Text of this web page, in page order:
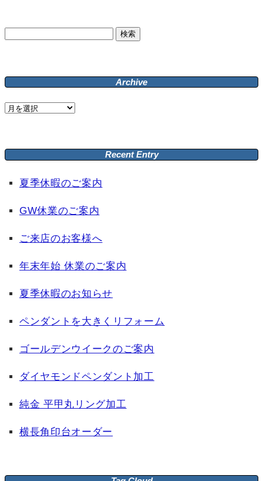
Archive
Archive
Recent Entry
夏季休暇のご案内
GW休業のご案内
ご来店のお客様へ
年末年始 休業のご案内
夏季休暇のお知らせ
ペンダントを大きくリフォーム
ゴールデンウイークのご案内
ダイヤモンドペンダント加工
純金 平甲丸リング加工
横長角印台オーダー